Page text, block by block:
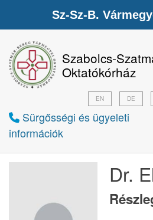
Szabolcs-
Oktatókórház
Sürgősségi és ügyeleti
információk
EN DE
Dr.
Sz-Sz-B.